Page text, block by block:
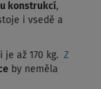
konstrukcí,
i vsedě a
až 170 kg. Z
by neměla